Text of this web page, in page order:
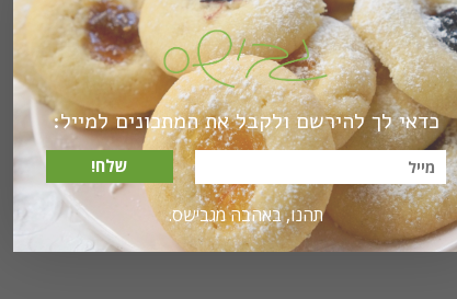
כדאי לך להירשם ולקבל את המתכונים למייל:
שלח!
תהנו, באהבה מגבישס.